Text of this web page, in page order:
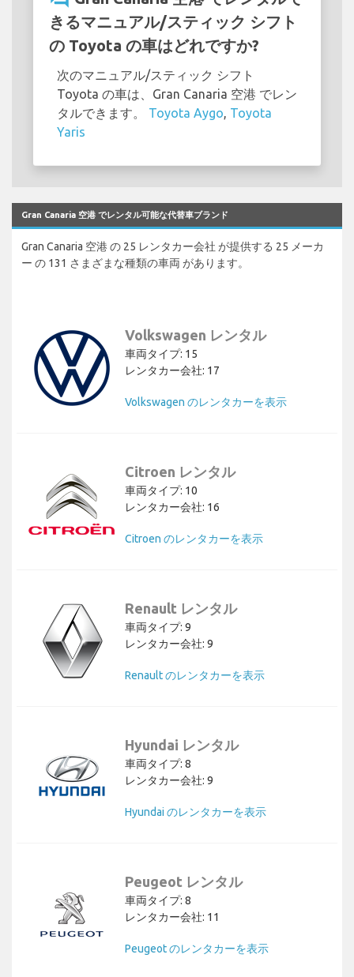
きるマニュアル/スティック シフト
の Toyota の車はどれですか?
次のマニュアル/スティック シフト
Toyota の車は、Gran Canaria 空港 でレン
タルできます。 Toyota Aygo Toyota
Yaris
Gran Canaria 空港 でレンタル可能な代替車ブランド
Gran Canaria 空港 の 25 レンタカー会社 が提供する 25 メーカ
ー の 131 さまざまな種類の車両 があります。
Volkswagen レンタル
車両タイプ: 15
レンタカー会社: 17
Volkswagen のレンタカーを表示
Citroen レンタル
車両タイプ: 10
レンタカー会社: 16
Citroen のレンタカーを表示
Renault レンタル
車両タイプ: 9
レンタカー会社: 9
Renault のレンタカーを表示
Hyundai レンタル
車両タイプ: 8
レンタカー会社: 9
Hyundai のレンタカーを表示
Peugeot レンタル
車両タイプ: 8
レンタカー会社: 11
Peugeot のレンタカーを表示